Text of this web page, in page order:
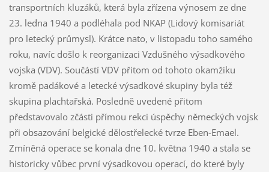
transportních kluzáků, která byla zřízena výnosem ze dne
23. ledna 1940 a podléhala pod NKAP (Lidový komisariát
pro letecký průmysl). Krátce nato, v listopadu toho samého
roku, navíc došlo k reorganizaci Vzdušného výsadkového
vojska (VDV). Součástí VDV přitom od tohoto okamžiku
kromě padákové a letecké výsadkové skupiny byla též
skupina plachtařská. Posledně uvedené přitom
představovalo zčásti přímou rekci úspěchy německých vojsk
při obsazování belgické dělostřelecké tvrze Eben-Emael.
Zmíněná operace se konala dne 10. května 1940 a stala se
historicky vůbec první výsadkovou operací, do které byly